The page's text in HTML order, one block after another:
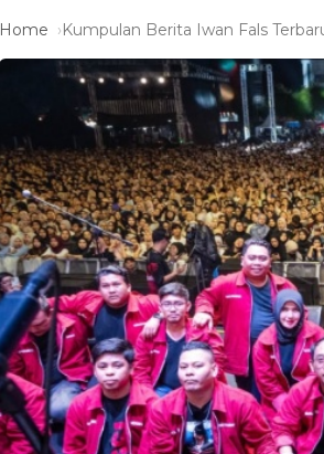
Home Kumpulan Berita Iwan Fals